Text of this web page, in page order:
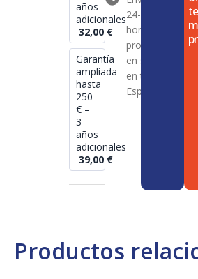
Productos
años
adicionales
32,00 €
Garantía
ampliada
hasta
250
€ –
3
años
adicionales
39,00 €
24-72
horas en
productos
en stock
en toda
España